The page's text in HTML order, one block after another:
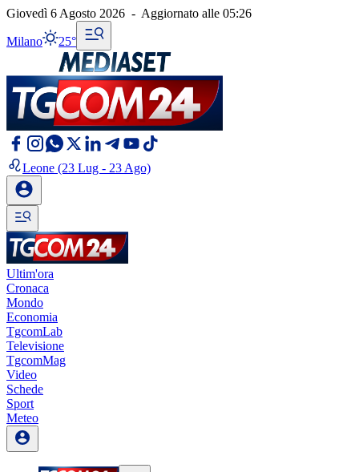
Giovedì 6 Agosto 2026 - Aggiornato alle 05:26
Milano 25°
Leone (23 Lug - 23 Ago)
Ultim'ora
Cronaca
Mondo
Economia
TgcomLab
Televisione
TgcomMag
Video
Schede
Sport
Meteo